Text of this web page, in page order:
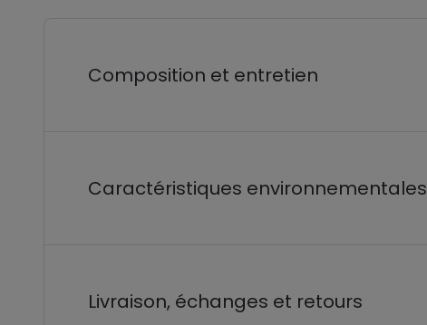
Composition et entretien
Caractéristiques environnementales
Livraison, échanges et retours